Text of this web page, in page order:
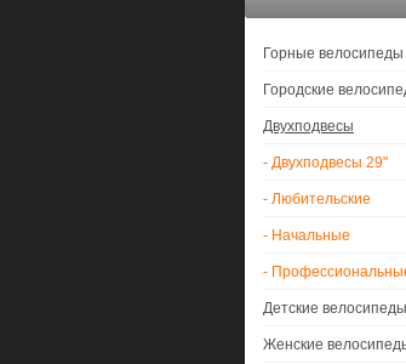
Горные велосипеды
Городские
Двухподвесы
- Двухподвесы 29"
- Любительские
- Начальные
-
Детские велосипеды
Женские